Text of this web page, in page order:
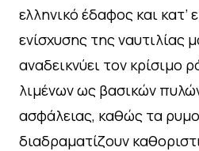
ελληνικό έδαφος και κατ’
ενίσχυσης της ναυτιλίας
αναδεικνύει τον κρίσιμο
λιμένων ως βασικών
ασφάλειας, καθώς τα
διαδραματίζουν